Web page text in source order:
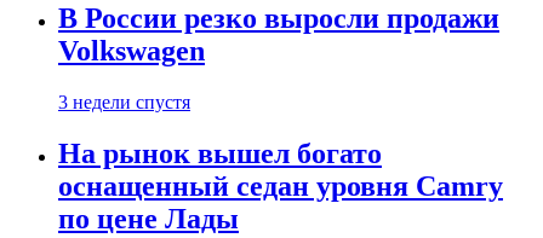
В России резко выросли продажи
Volkswagen
3 недели спустя
На рынок вышел богато
оснащенный седан уровня Camry
по цене Лады